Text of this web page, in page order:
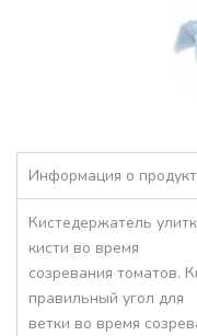
Информация о
Кистедержатель
кисти во время
созревания томатов.
правильный угол для
ветки во время